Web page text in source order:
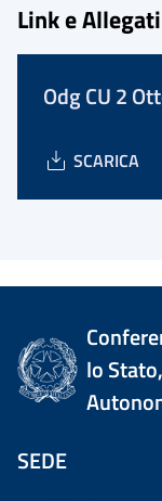
Link e Allegati
Odg CU 2
SCARICA
lo
SEDE